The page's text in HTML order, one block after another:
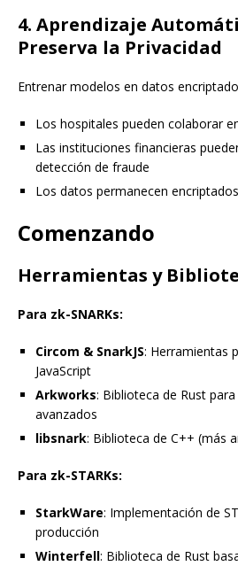
4. Aprendizaje
Preserva la Privacidad
Entrenar modelos en datos
Los hospitales pueden colaborar
Las instituciones financieras
detección de fraude
Los datos permanecen
Comenzando
Herramientas y
Para zk-SNARKs:
Circom & SnarkJS: Herramientas
JavaScript
Arkworks: Biblioteca de Rust
avanzados
libsnark: Biblioteca de C++ (más
Para zk-STARKs:
StarkWare: Implementación de
producción
Winterfell: Biblioteca de Rust